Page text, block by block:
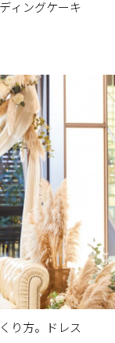
ィングケーキ
り方。ドレス